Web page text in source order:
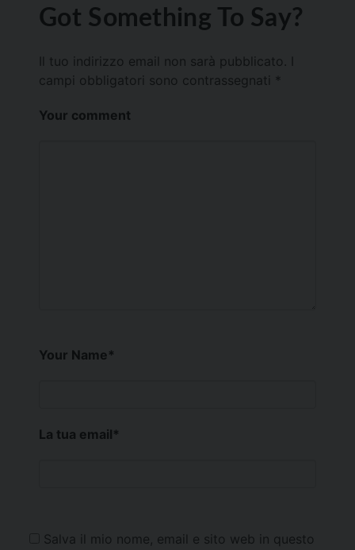
Got Something To Say?
Il tuo indirizzo email non sarà pubblicato.
campi obbligatori sono contrassegnati *
Your comment
Your Name*
La tua email*
Salva il mio nome, email e sito web in questo